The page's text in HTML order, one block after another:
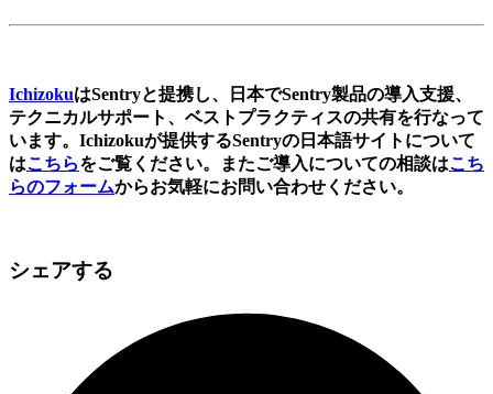
IchizokuはSentryと提携し、日本でSentry製品の導入支援、
テクニカルサポート、ベストプラクティスの共有を行なって
います。Ichizokuが提供するSentryの日本語サイトについて
はこちらをご覧ください。またご導入についての相談はこち
らのフォームからお気軽にお問い合わせください。
シェアする